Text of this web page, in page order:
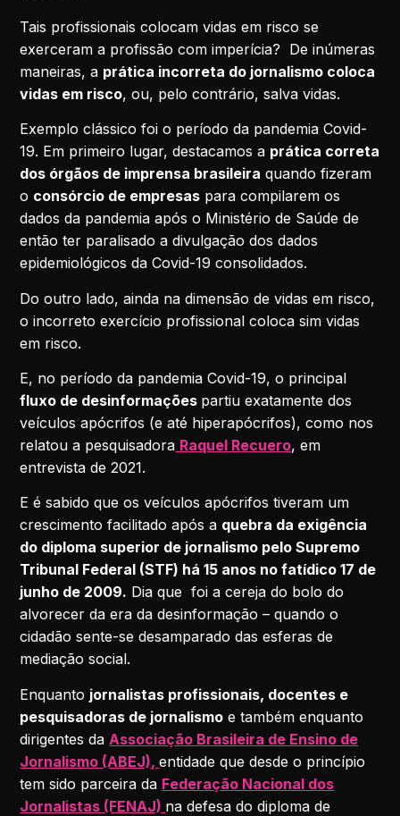
Tais profissionais colocam vidas em risco se
exerceram a profissão com imperícia? De inúmeras
maneiras, a prática incorreta do jornalismo coloca
vidas em risco, ou, pelo contrário, salva vidas.
Exemplo clássico foi o período da pandemia Covid-
19. Em primeiro lugar, destacamos a prática correta
dos órgãos de imprensa brasileira quando fizeram
o consórcio de empresas para compilarem os
dados da pandemia após o Ministério de Saúde de
então ter paralisado a divulgação dos dados
epidemiológicos da Covid-19 consolidados.
Do outro lado, ainda na dimensão de vidas em risco,
o incorreto exercício profissional coloca sim vidas
em risco.
E, no período da pandemia Covid-19, o principal
fluxo de desinformações partiu exatamente dos
veículos apócrifos (e até hiperapócrifos), como nos
relatou a pesquisadora Raquel Recuero, em
entrevista de 2021.
E é sabido que os veículos apócrifos tiveram um
crescimento facilitado após a quebra da exigência
do diploma superior de jornalismo pelo Supremo
Tribunal Federal (STF) há 15 anos no fatídico 17 de
junho de 2009. Dia que foi a cereja do bolo do
alvorecer da era da desinformação – quando o
cidadão sente-se desamparado das esferas de
mediação social.
Enquanto jornalistas profissionais, docentes e
pesquisadoras de jornalismo e também enquanto
dirigentes da Associação Brasileira de Ensino de
Jornalismo (ABEJ),entidade que desde o princípio
tem sido parceira da Federação Nacional dos
Jornalistas (FENAJ) na defesa do diploma de